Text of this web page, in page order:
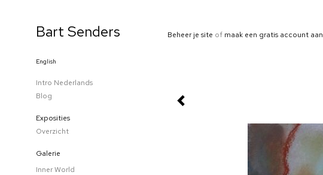
Beheer je site of maak een gratis account aan
Bart Senders
English
Intro Nederlands
Blog
Exposities
Overzicht
Galerie
Inner World